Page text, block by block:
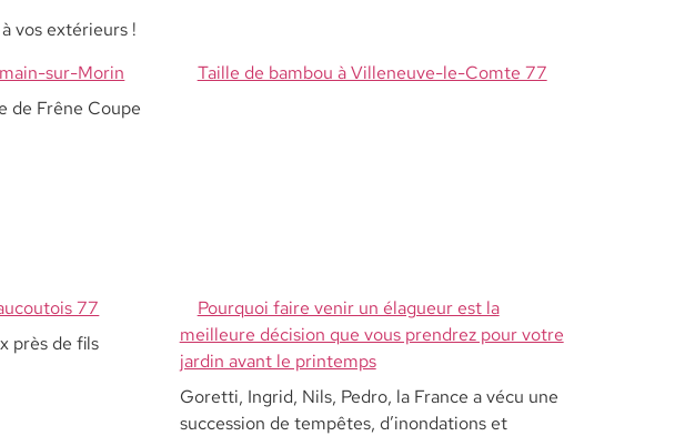
vos extérieurs !
sur-Morin
de Frêne Coupe
Taille de bambou à Villeneuve-le-Comte 77
77
près de fils
Pourquoi faire venir un élagueur est la
meilleure décision que vous prendrez pour votre
jardin avant le printemps
Goretti, Ingrid, Nils, Pedro, la France a vécu une
succession de tempêtes, d’inondations et